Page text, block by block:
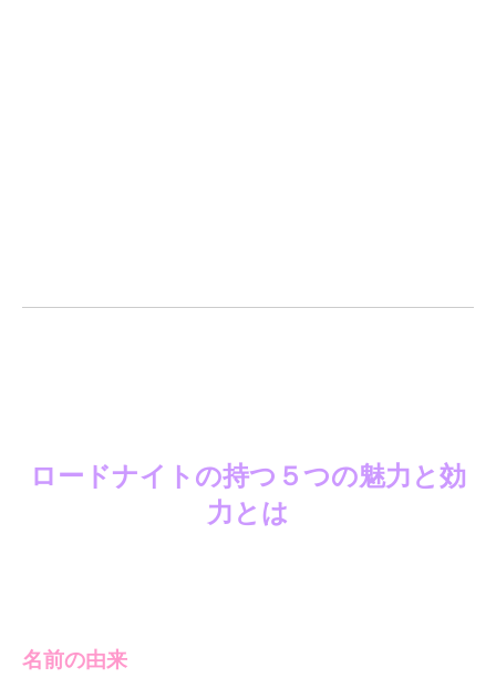
ロードナイトの持つ５つの魅力と効
力とは
名前の由来